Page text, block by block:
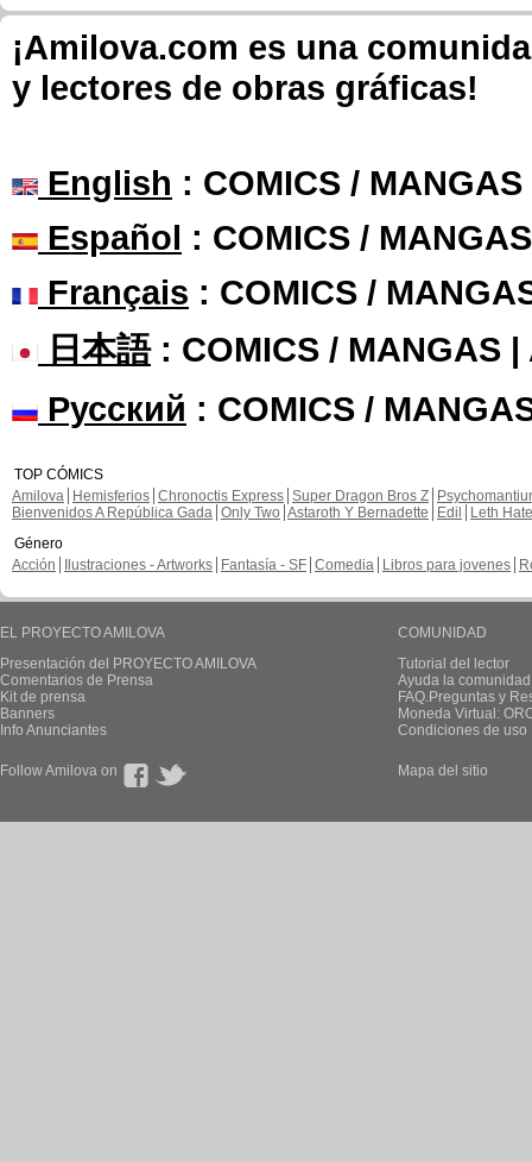
¡Amilova.com es una
y lectores de obras gráficas!
English : COMICS /
Español : COMICS /
Français : COMICS /
日本語: COMICS / MANGAS |
Русский : COMICS /
TOP CÓMICS
Amilova
Hemisferios Chronoctis Express Super Dragon Bros Z
Bienvenidos A República Gada Only Two Astaroth Y Bernadette Edil
Leth Hate
Género
Acción
Ilustraciones - Artworks Fantasía - SF Comedia Libros para jovenes
EL PROYECTO AMILOVA
Presentación del PROYECTO AMILOVA
Comentarios de Prensa
Kit de prensa
Banners
Info Anunciantes
COMUNIDAD
Tutorial del lector
Ayuda la
FAQ.Preguntas y
Moneda Virtual:
Condiciones de uso
Follow Amilova on Mapa del sitio